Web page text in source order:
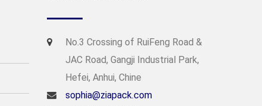
No.3 Crossing of RuiFeng Road &
JAC Road, Gangji Industrial Park,
Hefei, Anhui, Chine
sophia@ziapack.com